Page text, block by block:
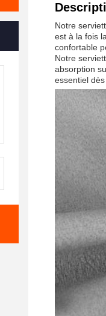
Notre
est à la fois
confortable
Notre
absorption
essentiel